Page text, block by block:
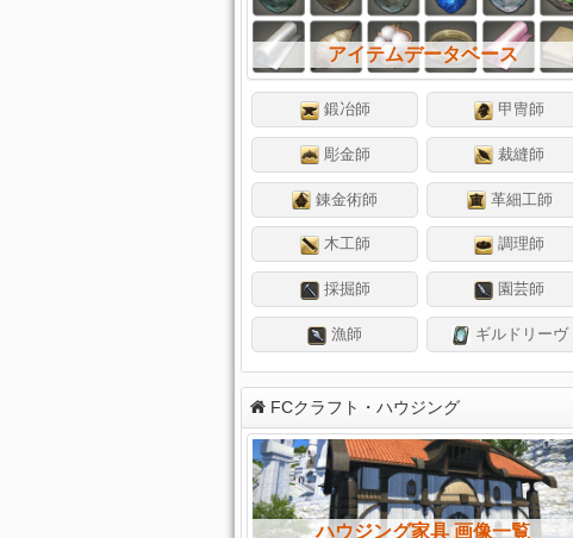
アイテムデータベース
鍛冶師 甲冑師
彫金師 裁縫師
錬金術師 革細工師
木工師 調理師
採掘師 園芸師
漁師 ギルドリーヴ
FCクラフト・ハウジング
ハウジング家具 画像一覧